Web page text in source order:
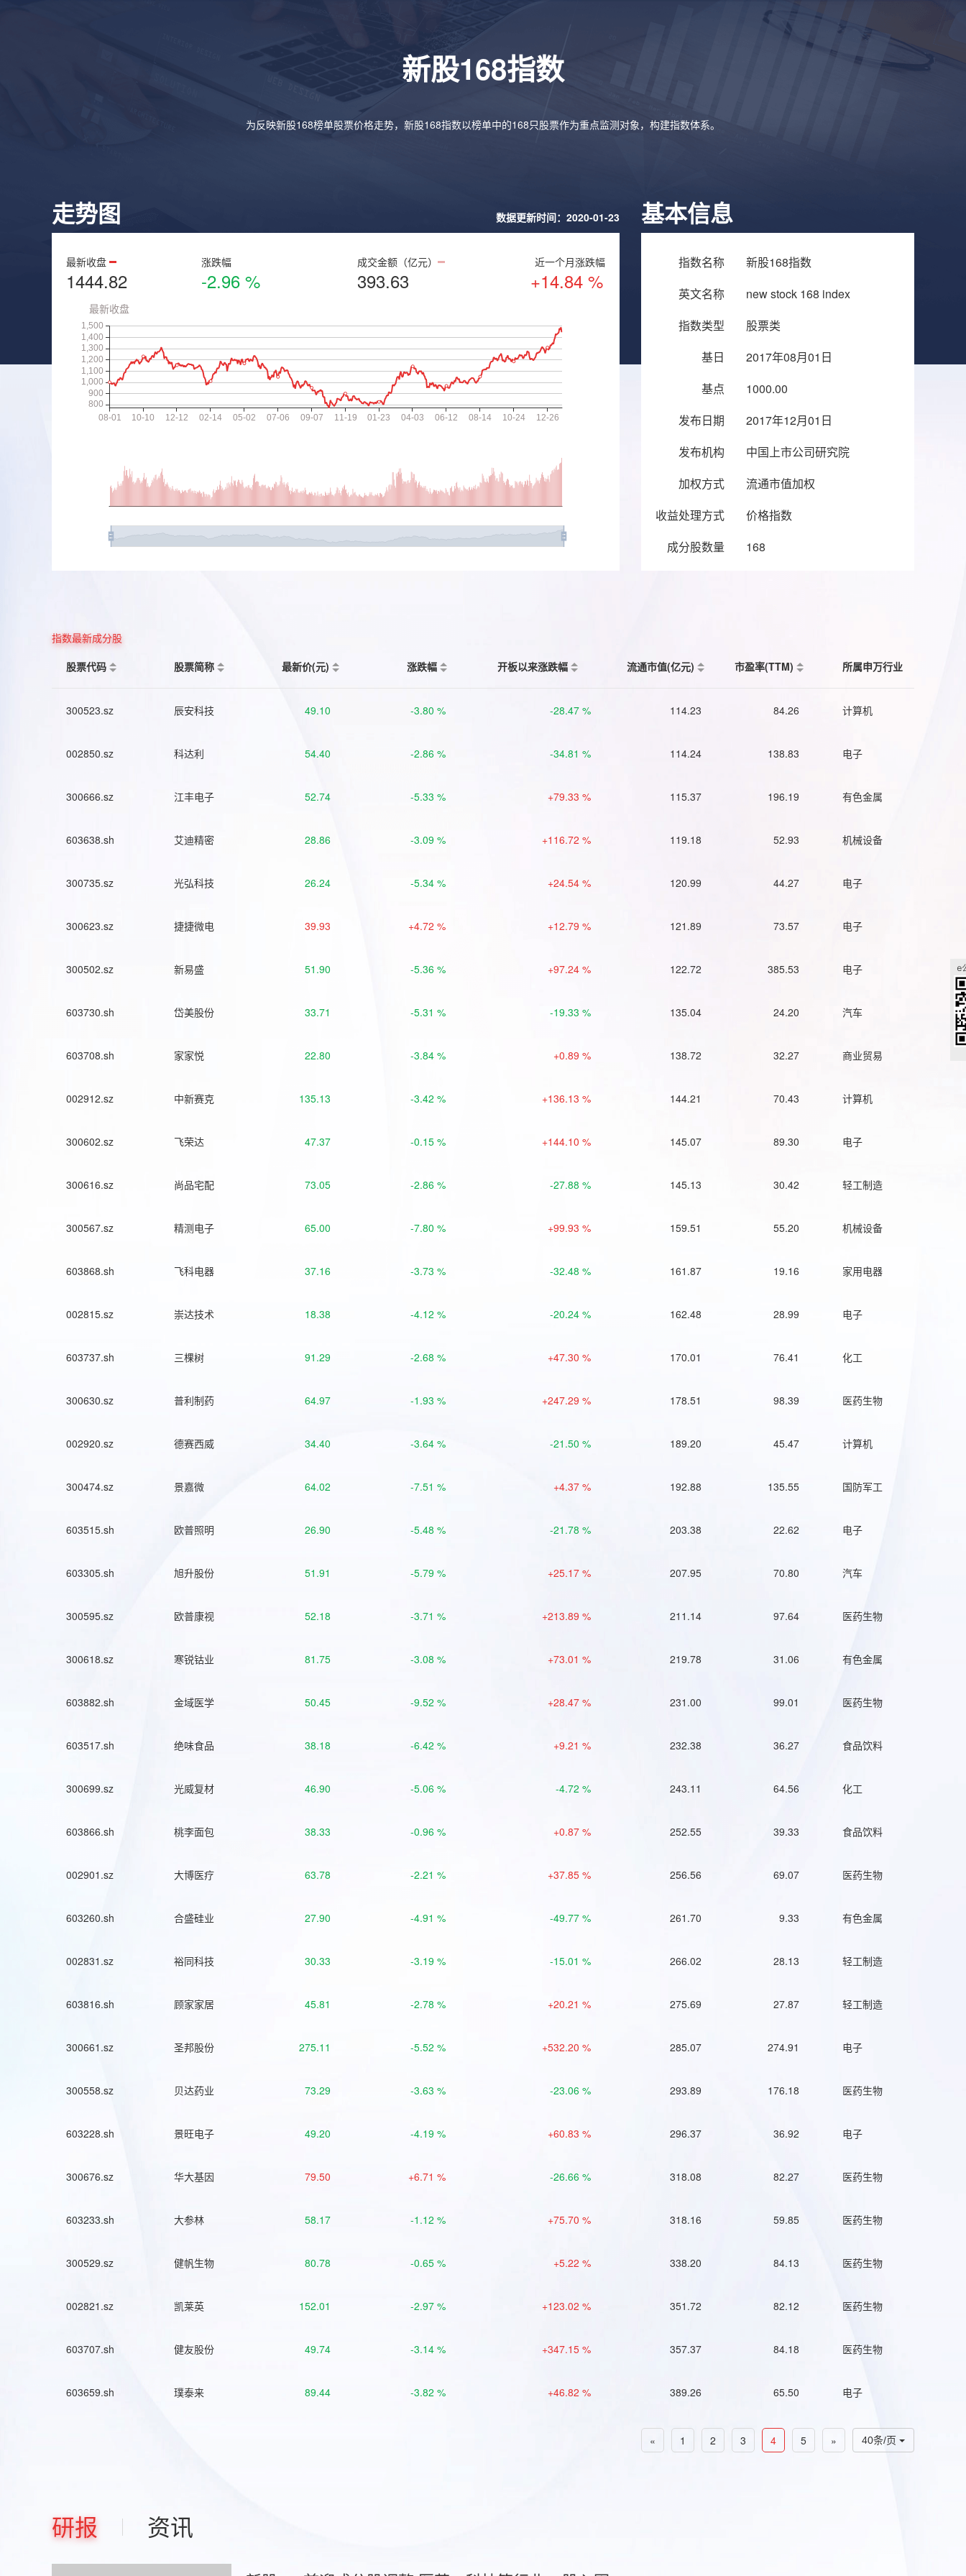
新股168指数
为反映新股168榜单股票价格走势，新股168指数以榜单中的168只股票作为重点监测对象，构建指数体系。
走势图 数据更新时间：2020-01-23
最新收盘
1444.82
涨跌幅
-2.96 %
成交金额（亿元）
393.63
近一个月涨跌幅
+14.84 %
基本信息
指数名称
新股168指数
英文名称
new stock 168 index
指数类型
股票类
基日
2017年08月01日
基点
1000.00
发布日期
2017年12月01日
发布机构
中国上市公司研究院
加权方式
流通市值加权
收益处理方式
价格指数
成分股数量
168
指数最新成分股
股票代码
股票简称 最新价(元) 涨跌幅 开板以来涨跌幅 流通市值(亿元) 市盈率(TTM) 所属申万行业
300523.sz 辰安科技 49.10 -3.80 % -28.47 % 114.23 84.26 计算机
002850.sz 科达利 54.40 -2.86 % -34.81 % 114.24 138.83 电子
300666.sz 江丰电子 52.74 -5.33 % +79.33 % 115.37 196.19 有色金属
603638.sh 艾迪精密 28.86 -3.09 % +116.72 % 119.18 52.93 机械设备
300735.sz 光弘科技 26.24 -5.34 % +24.54 % 120.99 44.27 电子
300623.sz 捷捷微电 39.93 +4.72 % +12.79 % 121.89 73.57 电子
300502.sz 新易盛 51.90 -5.36 % +97.24 % 122.72 385.53 电子
603730.sh 岱美股份 33.71 -5.31 % -19.33 % 135.04 24.20 汽车
603708.sh 家家悦 22.80 -3.84 % +0.89 % 138.72 32.27 商业贸易
002912.sz 中新赛克 135.13 -3.42 % +136.13 % 144.21 70.43 计算机
300602.sz 飞荣达 47.37 -0.15 % +144.10 % 145.07 89.30 电子
300616.sz 尚品宅配 73.05 -2.86 % -27.88 % 145.13 30.42 轻工制造
300567.sz 精测电子 65.00 -7.80 % +99.93 % 159.51 55.20 机械设备
603868.sh 飞科电器 37.16 -3.73 % -32.48 % 161.87 19.16 家用电器
002815.sz 崇达技术 18.38 -4.12 % -20.24 % 162.48 28.99 电子
603737.sh 三棵树 91.29 -2.68 % +47.30 % 170.01 76.41 化工
300630.sz 普利制药 64.97 -1.93 % +247.29 % 178.51 98.39 医药生物
002920.sz 德赛西威 34.40 -3.64 % -21.50 % 189.20 45.47 计算机
300474.sz 景嘉微 64.02 -7.51 % +4.37 % 192.88 135.55 国防军工
603515.sh 欧普照明 26.90 -5.48 % -21.78 % 203.38 22.62 电子
603305.sh 旭升股份 51.91 -5.79 % +25.17 % 207.95 70.80 汽车
300595.sz 欧普康视 52.18 -3.71 % +213.89 % 211.14 97.64 医药生物
300618.sz 寒锐钴业 81.75 -3.08 % +73.01 % 219.78 31.06 有色金属
603882.sh 金域医学 50.45 -9.52 % +28.47 % 231.00 99.01 医药生物
603517.sh 绝味食品 38.18 -6.42 % +9.21 % 232.38 36.27 食品饮料
300699.sz 光威复材 46.90 -5.06 % -4.72 % 243.11 64.56 化工
603866.sh 桃李面包 38.33 -0.96 % +0.87 % 252.55 39.33 食品饮料
002901.sz 大博医疗 63.78 -2.21 % +37.85 % 256.56 69.07 医药生物
603260.sh 合盛硅业 27.90 -4.91 % -49.77 % 261.70 9.33 有色金属
002831.sz 裕同科技 30.33 -3.19 % -15.01 % 266.02 28.13 轻工制造
603816.sh 顾家家居 45.81 -2.78 % +20.21 % 275.69 27.87 轻工制造
300661.sz 圣邦股份 275.11 -5.52 % +532.20 % 285.07 274.91 电子
300558.sz 贝达药业 73.29 -3.63 % -23.06 % 293.89 176.18 医药生物
603228.sh 景旺电子 49.20 -4.19 % +60.83 % 296.37 36.92 电子
300676.sz 华大基因 79.50 +6.71 % -26.66 % 318.08 82.27 医药生物
603233.sh 大参林 58.17 -1.12 % +75.70 % 318.16 59.85 医药生物
300529.sz 健帆生物 80.78 -0.65 % +5.22 % 338.20 84.13 医药生物
002821.sz 凯莱英 152.01 -2.97 % +123.02 % 351.72 82.12 医药生物
603707.sh 健友股份 49.74 -3.14 % +347.15 % 357.37 84.18 医药生物
603659.sh 璞泰来 89.44 -3.82 % +46.82 % 389.26 65.50 电子
40条/页
« 1 2 3 4 5 »
研报 资讯